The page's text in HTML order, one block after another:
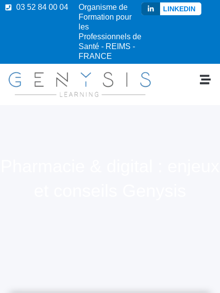
03 52 84 00 04
Organisme de
Formation pour
les
Professionnels de
Santé - REIMS -
FRANCE
LINKEDIN